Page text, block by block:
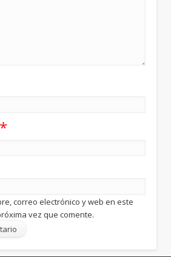
*
correo electrónico y web en este
vez que comente.